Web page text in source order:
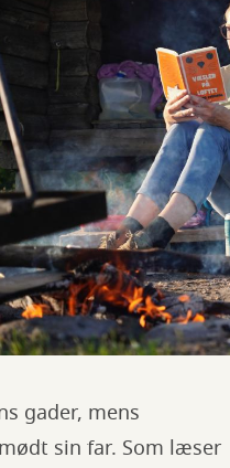
gader, mens
sin far. Som læser